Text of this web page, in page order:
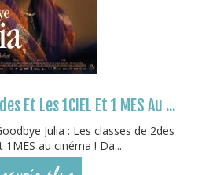
Et Les 1CIEL Et 1 MES Au ...
Julia : Les classes de 2des
1MES au cinéma ! Da...